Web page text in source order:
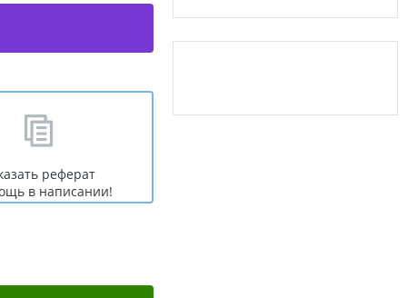
реферат
в написании!